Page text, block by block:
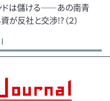
ドは儲ける――あの南青
が反社と交渉!?（２）